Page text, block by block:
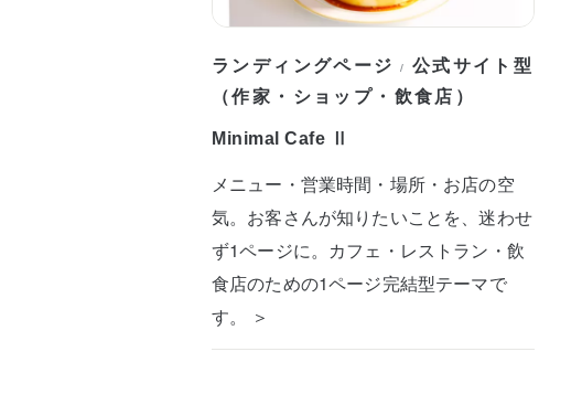
ランディングページ / 公式サイト型
（作家・ショップ・飲食店）
Minimal Cafe Ⅱ
メニュー・営業時間・場所・お店の空
気。お客さんが知りたいことを、迷わせ
ず1ページに。カフェ・レストラン・飲
食店のための1ページ完結型テーマで
す。 ＞